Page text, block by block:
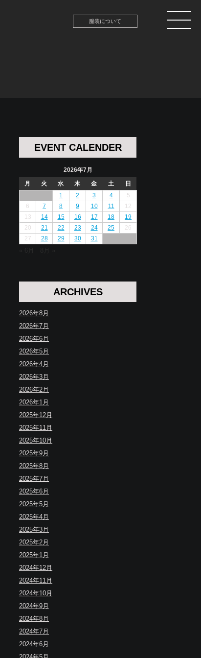
服装について
EVENT CALENDER
2026年7月
月
火 水 木 金 土
日
1
2 3 4
5
6
7 8 9 10 11
12
13
14 15 16 17 18
19
20
21 22 23 24 25
26
27
28 29 30 31
« 6月
ARCHIVES
2026年8月
2026年7月
2026年6月
2026年5月
2026年4月
2026年3月
2026年2月
2026年1月
2025年12月
2025年11月
2025年10月
2025年9月
2025年8月
2025年7月
2025年6月
2025年5月
2025年4月
2025年3月
2025年2月
2025年1月
2024年12月
2024年11月
2024年10月
2024年9月
2024年8月
2024年7月
2024年6月